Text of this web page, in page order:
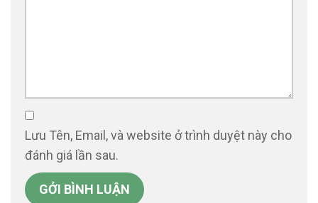
Lưu Tên, Email, và website ở trình duyệt này cho
đánh giá lần sau.